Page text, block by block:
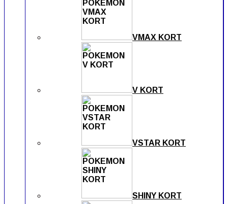
VMAX KORT
V KORT
VSTAR KORT
SHINY KORT